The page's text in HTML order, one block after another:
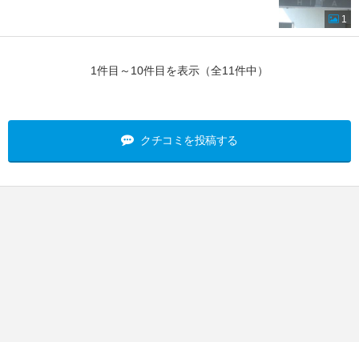
1
1件目～10件目を表示（全11件中）
クチコミを投稿する